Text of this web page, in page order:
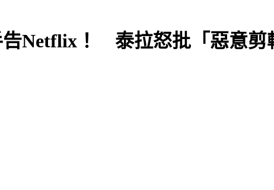
告Netflix！ 泰拉怒批「惡意剪